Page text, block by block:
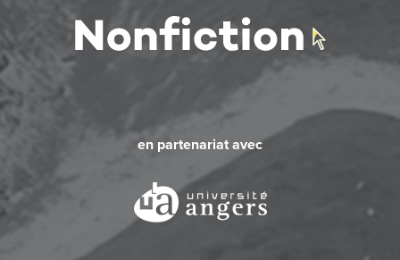
en partenariat avec